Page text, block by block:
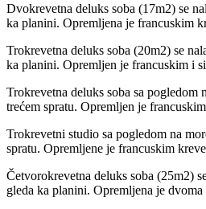
Dvokrevetna deluks soba (17m2) se
ka planini. Opremljena je francuskim
Trokrevetna deluks soba (20m2) se
ka planini. Opremljen je francuskim i
Trokrevetna deluks soba sa pogledom
trećem spratu. Opremljen je
Trokrevetni studio sa pogledom na
spratu. Opremljene je francuskim
Četvorokrevetna deluks soba (25m2)
gleda ka planini. Opremljena je